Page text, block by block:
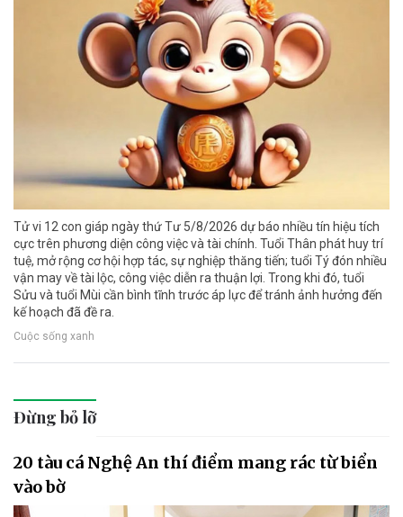
Tử vi 12 con giáp ngày thứ Tư 5/8/2026 dự báo nhiều tín hiệu tích
cực trên phương diện công việc và tài chính. Tuổi Thân phát huy trí
tuệ, mở rộng cơ hội hợp tác, sự nghiệp thăng tiến; tuổi Tý đón nhiều
vận may về tài lộc, công việc diễn ra thuận lợi. Trong khi đó, tuổi
Sửu và tuổi Mùi cần bình tĩnh trước áp lực để tránh ảnh hưởng đến
kế hoạch đã đề ra.
Cuộc sống xanh
Đừng bỏ lỡ
20 tàu cá Nghệ An thí điểm mang rác từ biển
vào bờ